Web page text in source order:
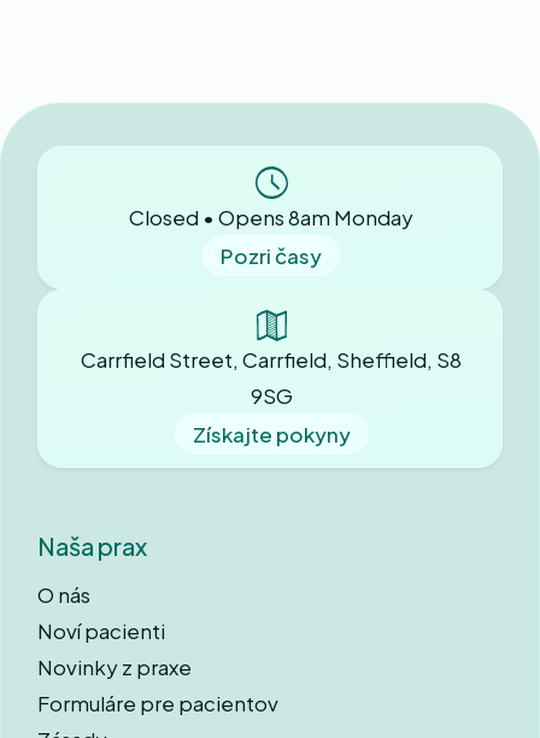
Closed • Opens 8am Monday
Pozri časy
Carrfield Street, Carrfield, Sheffield, S8
9SG
Získajte pokyny
Naša prax
O nás
Noví pacienti
Novinky z praxe
Formuláre pre pacientov